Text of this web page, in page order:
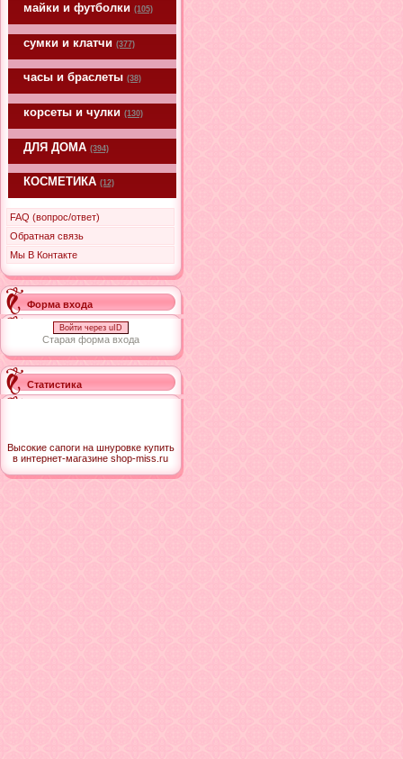
майки и футболки (105)
сумки и клатчи (377)
часы и браслеты (38)
корсеты и чулки (130)
ДЛЯ ДОМА (394)
КОСМЕТИКА (12)
FAQ (вопрос/ответ)
Обратная связь
Мы В Контакте
Форма входа
Войти через uID
Старая форма входа
Статистика
Высокие сапоги на шнуровке купить
в интернет-магазине shop-miss.ru